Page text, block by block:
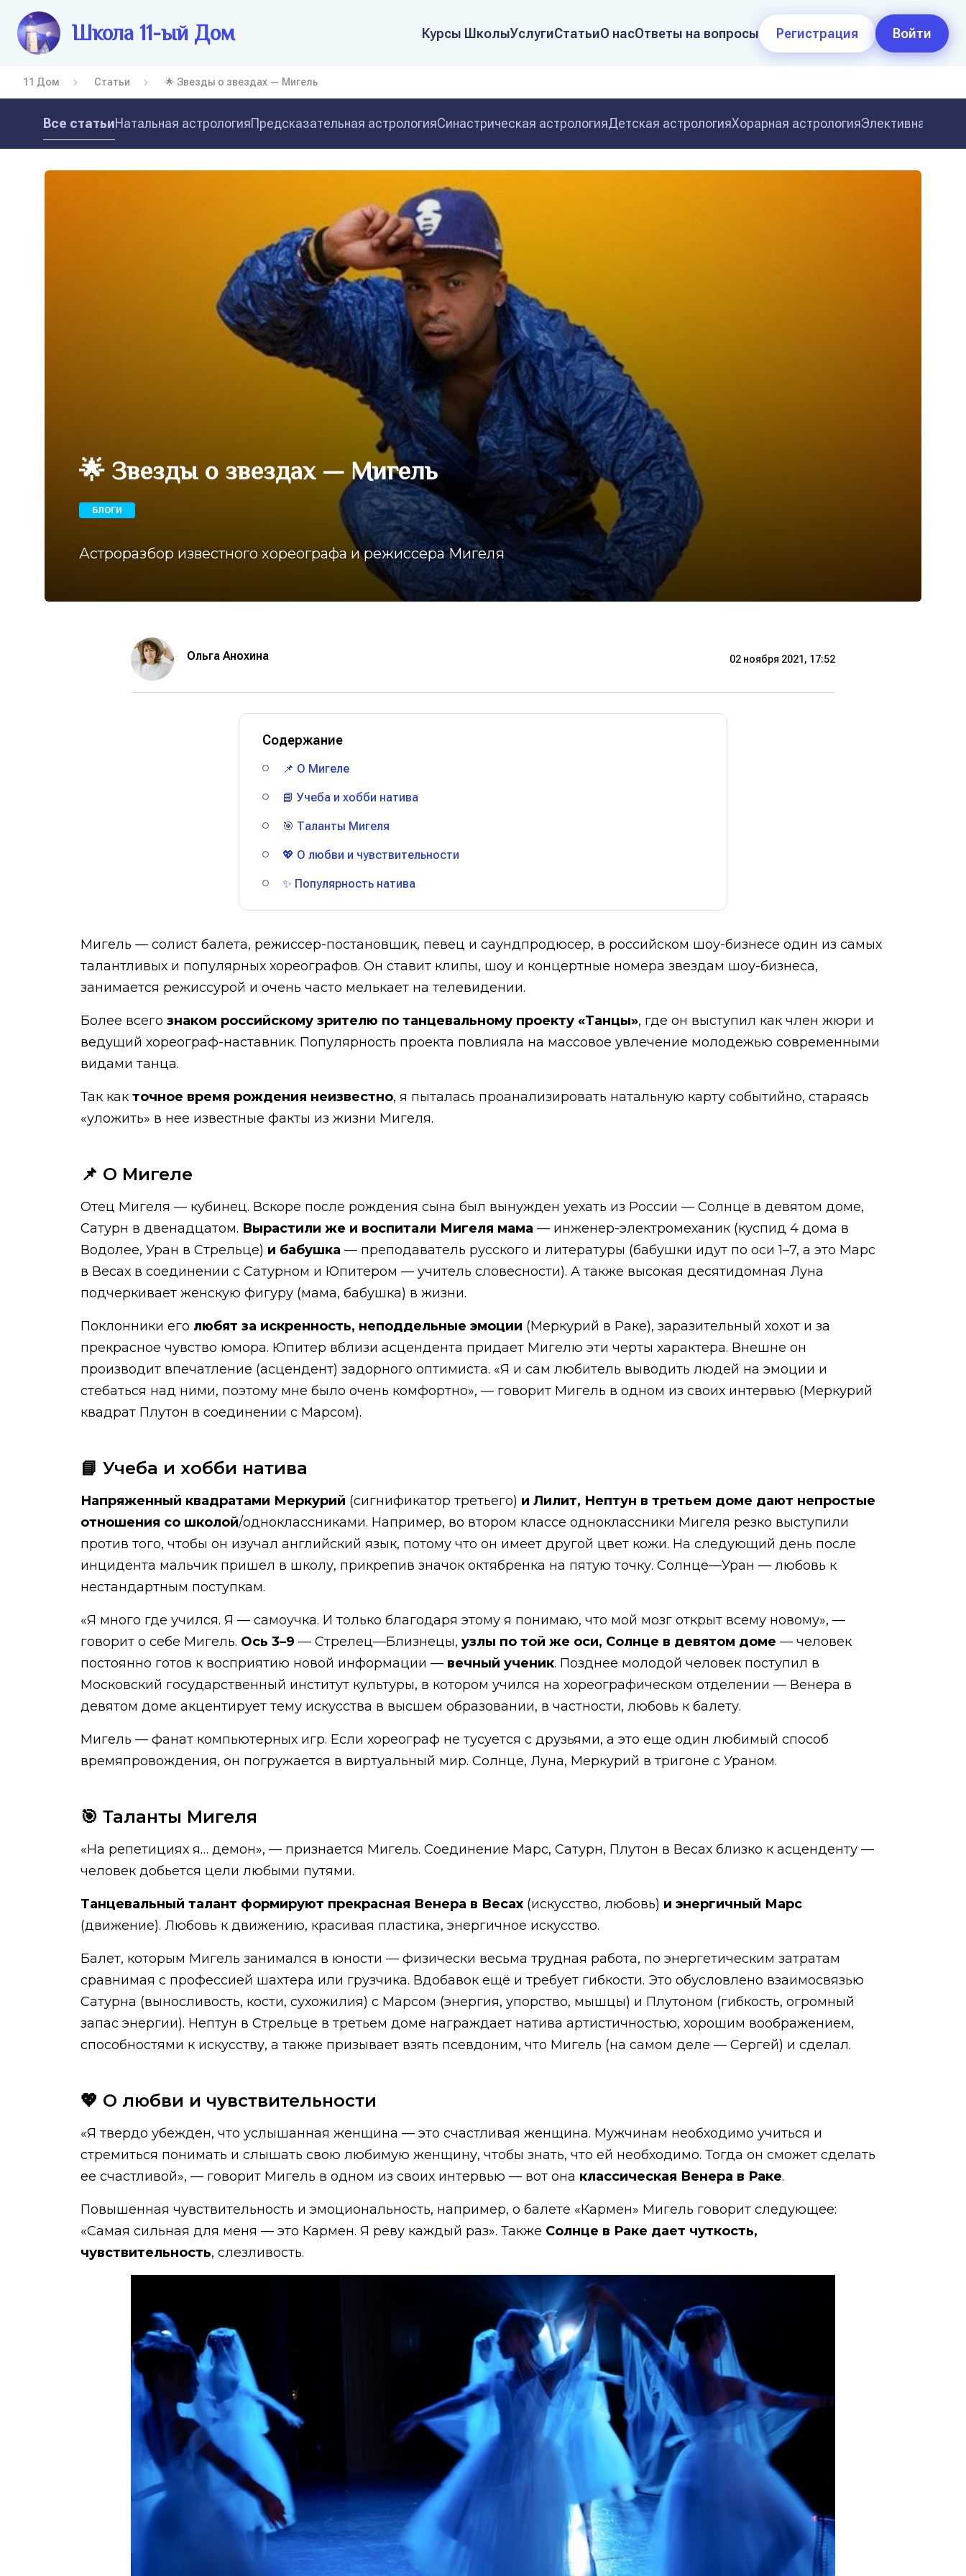
Школа 11-ый Дом Курсы ШколыУслугиСтатьиО насОтветы на вопросы Регистрация Войти
11 Дом Статьи 🌟 Звезды о звездах — Мигель
Все статьиНатальная астрологияПредсказательная астрологияСинастрическая астрологияДетская астрологияХорарная астрологияЭлективная
🌟 Звезды о звездах — Мигель
БЛОГИ
Астроразбор известного хореографа и режиссера Мигеля
Ольга Анохина 02 ноября 2021, 17:52
Содержание
📌 О Мигеле
📘 Учеба и хобби натива
🎯 Таланты Мигеля
💖 О любви и чувствительности
✨ Популярность натива
Мигель — солист балета, режиссер-постановщик, певец и саундпродюсер, в российском шоу-бизнесе один из самых
талантливых и популярных хореографов. Он ставит клипы, шоу и концертные номера звездам шоу-бизнеса,
занимается режиссурой и очень часто мелькает на телевидении.
Более всего знаком российскому зрителю по танцевальному проекту «Танцы», где он выступил как член жюри и
ведущий хореограф-наставник. Популярность проекта повлияла на массовое увлечение молодежью современными
видами танца.
Так как точное время рождения неизвестно, я пыталась проанализировать натальную карту событийно, стараясь
«уложить» в нее известные факты из жизни Мигеля.
📌 О Мигеле
Отец Мигеля — кубинец. Вскоре после рождения сына был вынужден уехать из России — Солнце в девятом доме,
Сатурн в двенадцатом. Вырастили же и воспитали Мигеля мама — инженер-электромеханик (куспид 4 дома в
Водолее, Уран в Стрельце) и бабушка — преподаватель русского и литературы (бабушки идут по оси 1–7, а это Марс
в Весах в соединении с Сатурном и Юпитером — учитель словесности). А также высокая десятидомная Луна
подчеркивает женскую фигуру (мама, бабушка) в жизни.
Поклонники его любят за искренность, неподдельные эмоции (Меркурий в Раке), заразительный хохот и за
прекрасное чувство юмора. Юпитер вблизи асцендента придает Мигелю эти черты характера. Внешне он
производит впечатление (асцендент) задорного оптимиста. «Я и сам любитель выводить людей на эмоции и
стебаться над ними, поэтому мне было очень комфортно», — говорит Мигель в одном из своих интервью (Меркурий
квадрат Плутон в соединении с Марсом).
📘 Учеба и хобби натива
Напряженный квадратами Меркурий (сигнификатор третьего) и Лилит, Нептун в третьем доме дают непростые
отношения со школой/одноклассниками. Например, во втором классе одноклассники Мигеля резко выступили
против того, чтобы он изучал английский язык, потому что он имеет другой цвет кожи. На следующий день после
инцидента мальчик пришел в школу, прикрепив значок октябренка на пятую точку. Солнце—Уран — любовь к
нестандартным поступкам.
«Я много где учился. Я — самоучка. И только благодаря этому я понимаю, что мой мозг открыт всему новому», —
говорит о себе Мигель. Ось 3–9 — Стрелец—Близнецы, узлы по той же оси, Солнце в девятом доме — человек
постоянно готов к восприятию новой информации — вечный ученик. Позднее молодой человек поступил в
Московский государственный институт культуры, в котором учился на хореографическом отделении — Венера в
девятом доме акцентирует тему искусства в высшем образовании, в частности, любовь к балету.
Мигель — фанат компьютерных игр. Если хореограф не тусуется с друзьями, а это еще один любимый способ
времяпровождения, он погружается в виртуальный мир. Солнце, Луна, Меркурий в тригоне с Ураном.
🎯 Таланты Мигеля
«На репетициях я… демон», — признается Мигель. Соединение Марс, Сатурн, Плутон в Весах близко к асценденту —
человек добьется цели любыми путями.
Танцевальный талант формируют прекрасная Венера в Весах (искусство, любовь) и энергичный Марс
(движение). Любовь к движению, красивая пластика, энергичное искусство.
Балет, которым Мигель занимался в юности — физически весьма трудная работа, по энергетическим затратам
сравнимая с профессией шахтера или грузчика. Вдобавок ещё и требует гибкости. Это обусловлено взаимосвязью
Сатурна (выносливость, кости, сухожилия) с Марсом (энергия, упорство, мышцы) и Плутоном (гибкость, огромный
запас энергии). Нептун в Стрельце в третьем доме награждает натива артистичностью, хорошим воображением,
способностями к искусству, а также призывает взять псевдоним, что Мигель (на самом деле — Сергей) и сделал.
💖 О любви и чувствительности
«Я твердо убежден, что услышанная женщина — это счастливая женщина. Мужчинам необходимо учиться и
стремиться понимать и слышать свою любимую женщину, чтобы знать, что ей необходимо. Тогда он сможет сделать
ее счастливой», — говорит Мигель в одном из своих интервью — вот она классическая Венера в Раке.
Повышенная чувствительность и эмоциональность, например, о балете «Кармен» Мигель говорит следующее:
«Самая сильная для меня — это Кармен. Я реву каждый раз». Также Солнце в Раке дает чуткость,
чувствительность, слезливость.